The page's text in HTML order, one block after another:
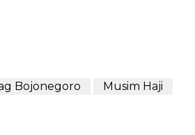
Bojonegoro
Musim Haji